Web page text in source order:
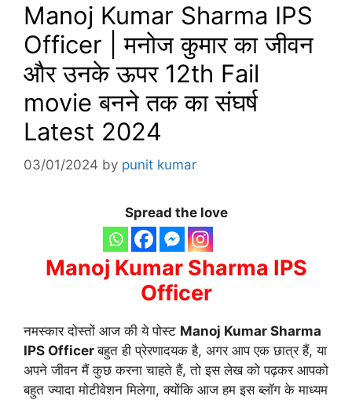
Manoj Kumar Sharma IPS
Officer | मनोज कुमार का जीवन
और उनके ऊपर 12th Fail
movie बनने तक का संघर्ष
Latest 2024
03/01/2024 by punit kumar
Spread the love
Manoj Kumar Sharma IPS
Officer
नमस्कार दोस्तों आज की ये पोस्ट Manoj Kumar Sharma
IPS Officerबहुत ही प्रेरणादयक है, अगर आप एक छात्र हैं, या
अपने जीवन मैं कुछ करना चाहते हैं, तो इस लेख को पढ़कर आपको
बहुत ज्यादा मोटीवेशन मिलेगा, क्योंकि आज हम इस ब्लॉग के माध्यम